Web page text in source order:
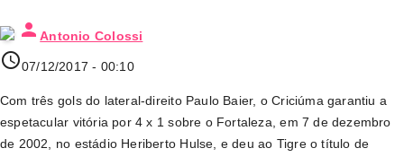
person Antonio Colossi
access_time07/12/2017 - 00:10
Com três gols do lateral-direito Paulo Baier, o Criciúma garantiu a
espetacular vitória por 4 x 1 sobre o Fortaleza, em 7 de dezembro
de 2002, no estádio Heriberto Hulse, e deu ao Tigre o título de